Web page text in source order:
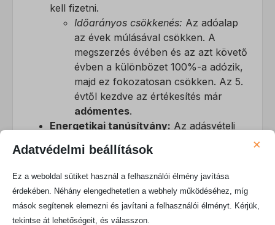
kell fizetni.
Időarányos csökkenés: Az adóalap
az évek múlásával csökken. A
megszerzés évében és az azt követő
évben a különbözet 100%-a adózik,
majd ez fokozatosan csökken. Az 5.
évtől kezdve az értékesítés már
adómentes.
Energetikai tanúsítvány: Az adásvételi
energetikai tanúsítványt készíttetni (ha
költsége az ingatlan típusától és méretétől
függően kb.
30.000 – 50.000 Ft
Ingatlanközvetítői jutalék:
Adatvédelmi beállítások ×
Ez a weboldal sütiket használ a felhasználói élmény javítása
érdekében. Néhány elengedhetetlen a webhely működéséhez, míg
mások segítenek elemezni és javítani a felhasználói élményt. Kérjük,
tekintse át lehetőségeit, és válasszon.